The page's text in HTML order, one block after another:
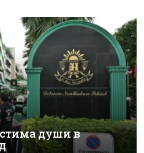
души в